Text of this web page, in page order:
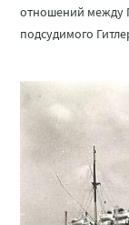
отношений между
подсудимого